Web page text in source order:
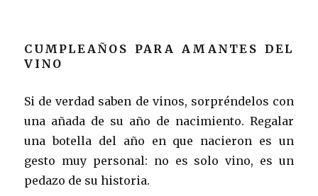
CUMPLEAÑOS PARA AMANTES DEL
VINO
Si de verdad saben de vinos, sorpréndelos con
una añada de su año de nacimiento. Regalar
una botella del año en que nacieron es un
gesto muy personal: no es solo vino, es un
pedazo de su historia.